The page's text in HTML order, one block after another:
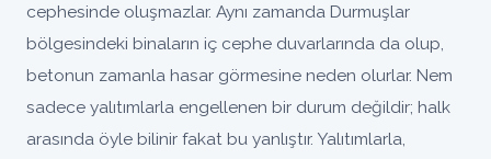
cephesinde oluşmazlar. Aynı zamanda Durmuşlar
bölgesindeki binaların iç cephe duvarlarında da olup,
betonun zamanla hasar görmesine neden olurlar. Nem
sadece yalıtımlarla engellenen bir durum değildir; halk
arasında öyle bilinir fakat bu yanlıştır. Yalıtımlarla,